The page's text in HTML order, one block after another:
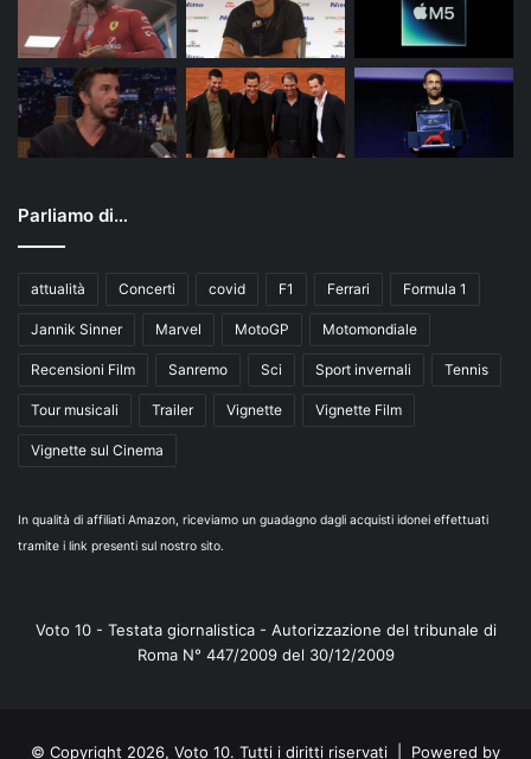
Parliamo di…
attualità Concerti covid F1 Ferrari Formula 1
Jannik Sinner Marvel MotoGP Motomondiale
Recensioni Film Sanremo Sci Sport invernali Tennis
Tour musicali Trailer Vignette Vignette Film
Vignette sul Cinema
In qualità di affiliati Amazon, riceviamo un guadagno dagli acquisti idonei effettuati
tramite i link presenti sul nostro sito.
Voto 10 - Testata giornalistica - Autorizzazione del tribunale di
Roma N° 447/2009 del 30/12/2009
© Copyright 2026, Voto 10. Tutti i diritti riservati | Powered by